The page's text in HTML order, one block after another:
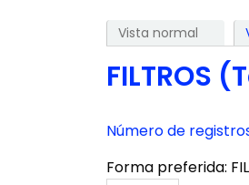
Vista normal
FILTROS
Número de
Forma preferida: